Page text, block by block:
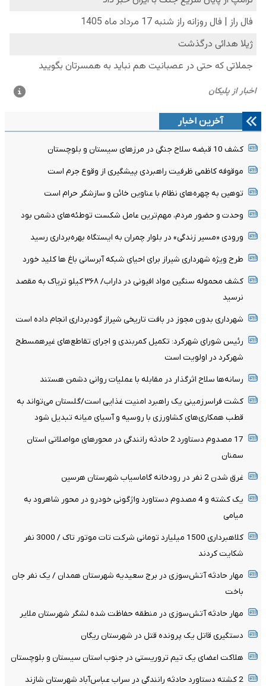
آخرین اخبار
کشف 10 قبضه سلاح جنگی در مرزهای سیستان و بلوچستان
موقوفه کاظمی ظرفیت راهبردی پیشگیری از وقوع جرم است
توهین به چهره‌های نظام با عناوین خائن و سازشگر حرام است
وحدت و حضور مردم، مهم‌ترین عامل شکست توطئه‌های دشمن بود
ورودی «مسیر زندگی» در بلوار چمران به ایستگاه بهره‌برداری رسید
طرح ویژه شهرداری شیراز برای احیای شبکه آبرسانی باغ ها کلید خورد
کشف محموله سنگین مواد افیونی در داراب/ ۳۶۸ کیلو تریاک به مقصد
نرسید
شهرداری بدون مجوز در بافت تاریخی شیراز گودبرداری انجام داده است
رئیس شورای شهرکرد: تکمیل کمربندی و اجرای تقاطع‌های غیرهمسطح
شهرکرد در اولویت است
رسانه‌ها سلاح اثرگذار در مقابله با عملیات روانی دشمن هستند
کشت فراسرزمینی یک راهبرد امنیت غذایی است/گلستان می‌تواند به
قطب همکاری‌های کشاورزی با روسیه و آسیای میانه تبدیل شود
17 مصدوم دستاورد 2 حادثه رانندگی در محورهای مواصلاتی استان
سمنان
غرق شدن 2 نفر در رودخانه گاماسیاب شهرستان هرسین
یک کشته و 4 مصدوم دستاورد واژگونی خودرو در محور شاهرود به
میامی
کلاهبرداری 1500 میلیارد تومانی شرکت تات موتور تاک / 3000 نفر
شکایت کردند
مهار حادثه آتش‌سوزی در برج سعیدیه شهرستان همدان / یک نفر جان
باخت
مهار حادثه آتش‌سوزی در منطقه حفاظت شده لشگر شهرستان ملایر
دستگیری قاتل یک پرونده قتل در شهرستان ریگان
هلاکت اعضای یک تیم تروریستی در جنوب استان سیستان و بلوچستان
2 کشته دستاورد حادثه رانندگی در سراب عباس‌آباد شهرستان شازند